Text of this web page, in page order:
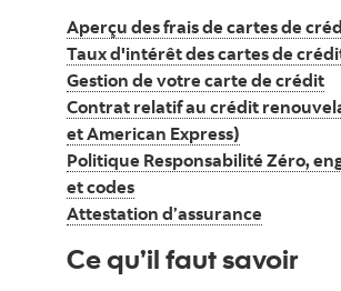
Aperçu des frais de cartes de
Taux d'intérêt des cartes de
Gestion de votre carte de crédit
Contrat relatif au crédit
et American Express)
Politique Responsabilité Zéro,
et codes
Attestation d’assurance
Ce qu’il faut savoir